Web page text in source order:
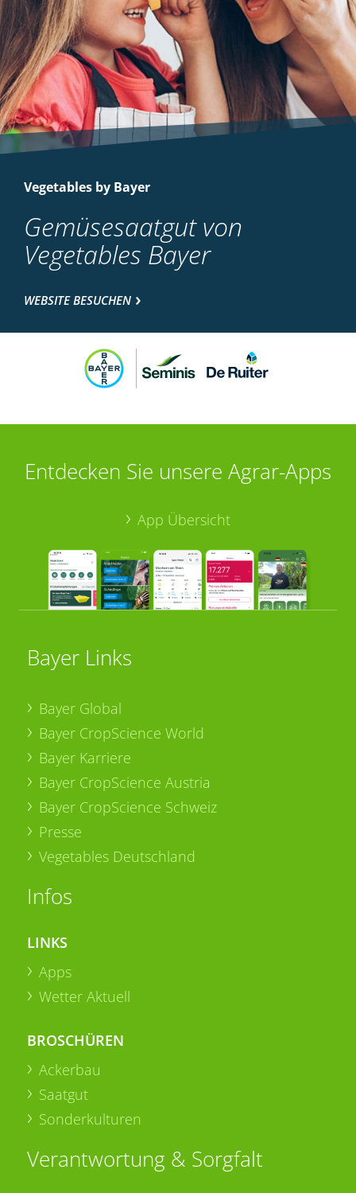
Vegetables by Bayer
Gemüsesaatgut von
Vegetables Bayer
WEBSITE BESUCHEN
Entdecken Sie unsere Agrar-Apps
App Übersicht
Bayer Links
Bayer Global
Bayer CropScience World
Bayer Karriere
Bayer CropScience Austria
Bayer CropScience Schweiz
Presse
Vegetables Deutschland
Infos
LINKS
Apps
Wetter Aktuell
BROSCHÜREN
Ackerbau
Saatgut
Sonderkulturen
Verantwortung & Sorgfalt